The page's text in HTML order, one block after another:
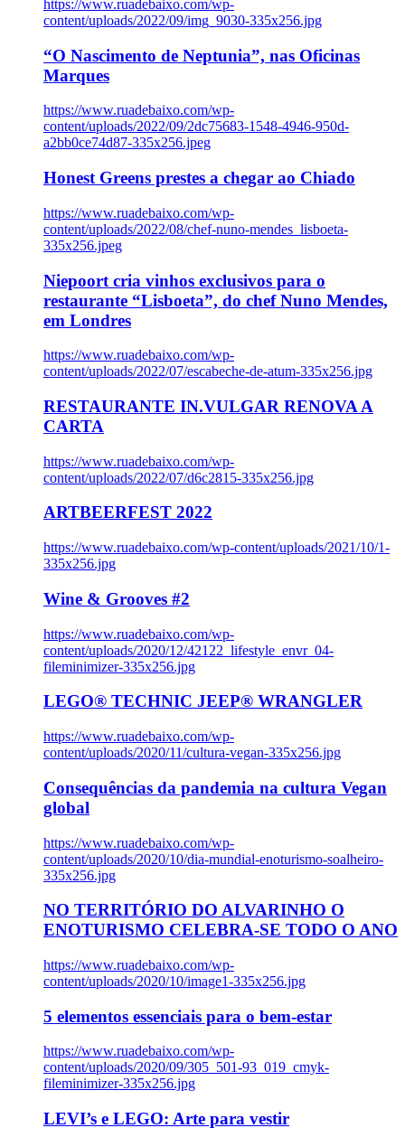
https://www.ruadebaixo.com/wp-
content/uploads/2022/09/img_9030-335x256.jpg
“O Nascimento de Neptunia”, nas Oficinas
Marques
https://www.ruadebaixo.com/wp-
content/uploads/2022/09/2dc75683-1548-4946-950d-
a2bb0ce74d87-335x256.jpeg
Honest Greens prestes a chegar ao Chiado
https://www.ruadebaixo.com/wp-
content/uploads/2022/08/chef-nuno-mendes_lisboeta-
335x256.jpeg
Niepoort cria vinhos exclusivos para o
restaurante “Lisboeta”, do chef Nuno Mendes,
em Londres
https://www.ruadebaixo.com/wp-
content/uploads/2022/07/escabeche-de-atum-335x256.jpg
RESTAURANTE IN.VULGAR RENOVA A
CARTA
https://www.ruadebaixo.com/wp-
content/uploads/2022/07/d6c2815-335x256.jpg
ARTBEERFEST 2022
https://www.ruadebaixo.com/wp-content/uploads/2021/10/1-
335x256.jpg
Wine & Grooves #2
https://www.ruadebaixo.com/wp-
content/uploads/2020/12/42122_lifestyle_envr_04-
fileminimizer-335x256.jpg
LEGO® TECHNIC JEEP® WRANGLER
https://www.ruadebaixo.com/wp-
content/uploads/2020/11/cultura-vegan-335x256.jpg
Consequências da pandemia na cultura Vegan
global
https://www.ruadebaixo.com/wp-
content/uploads/2020/10/dia-mundial-enoturismo-soalheiro-
335x256.jpg
NO TERRITÓRIO DO ALVARINHO O
ENOTURISMO CELEBRA-SE TODO O ANO
https://www.ruadebaixo.com/wp-
content/uploads/2020/10/image1-335x256.jpg
5 elementos essenciais para o bem-estar
https://www.ruadebaixo.com/wp-
content/uploads/2020/09/305_501-93_019_cmyk-
fileminimizer-335x256.jpg
LEVI’s e LEGO: Arte para vestir